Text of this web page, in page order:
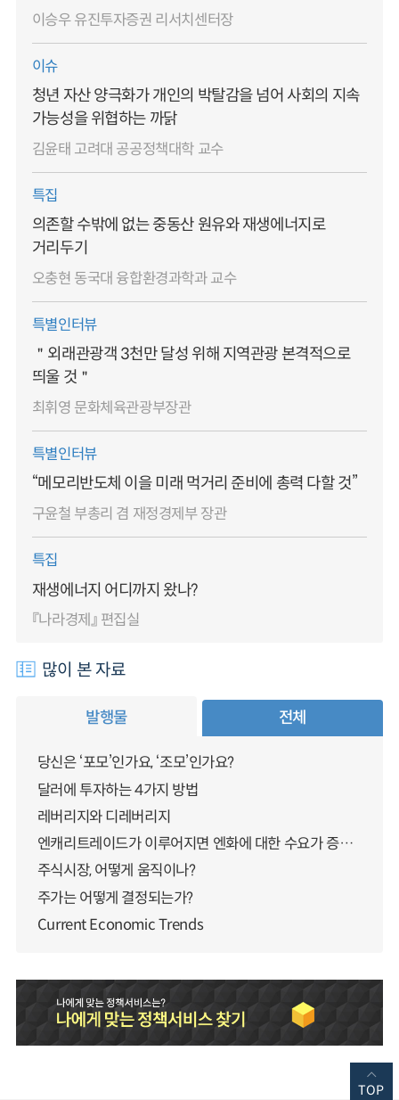
이승우 유진투자증권 리서치센터장
이슈
청년 자산 양극화가 개인의 박탈감을 넘어 사회의 지속
가능성을 위협하는 까닭
김윤태 고려대 공공정책대학 교수
특집
의존할 수밖에 없는 중동산 원유와 재생에너지로
거리두기
오충현 동국대 융합환경과학과 교수
특별인터뷰
＂외래관광객 3천만 달성 위해 지역관광 본격적으로
띄울 것＂
최휘영 문화체육관광부장관
특별인터뷰
“메모리반도체 이을 미래 먹거리 준비에 총력 다할 것”
구윤철 부총리 겸 재정경제부 장관
특집
재생에너지 어디까지 왔나?
『나라경제』 편집실
많이 본 자료
발행물 전체
당신은 ‘포모’인가요, ‘조모’인가요?
달러에 투자하는 4가지 방법
레버리지와 디레버리지
엔캐리트레이드가 이루어지면 엔화에 대한 수요가 증가하지 않나요?
주식시장, 어떻게 움직이나?
주가는 어떻게 결정되는가?
Current Economic Trends
TOP